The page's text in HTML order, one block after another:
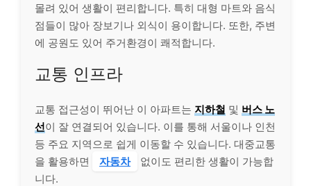
몰려 있어 생활이 편리합니다. 특히 대형 마트와 음식
점들이 많아 장보기나 외식이 용이합니다. 또한, 주변
에 공원도 있어 주거환경이 쾌적합니다.
교통 인프라
교통 접근성이 뛰어난 이 아파트는 지하철 및 버스 노
선이 잘 연결되어 있습니다. 이를 통해 서울이나 인천
등 주요 지역으로 쉽게 이동할 수 있습니다. 대중교통
을 활용하면
자동차
없이도 편리한 생활이 가능합
니다.